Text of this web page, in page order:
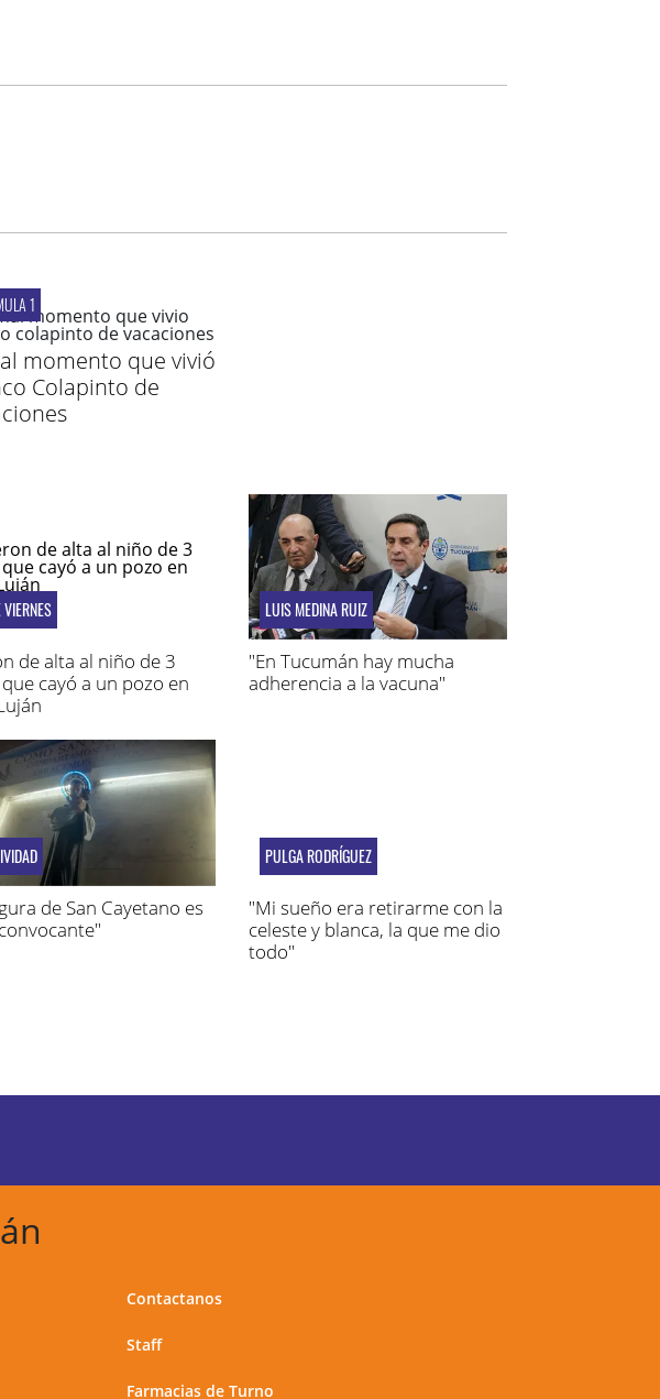
1
momento que vivió
Colapinto de
VIERNES
de alta al niño de 3
cayó a un pozo en
LUIS MEDINA RUIZ
"En Tucumán hay mucha
adherencia a la vacuna"
de San Cayetano es
PULGA RODRÍGUEZ
"Mi sueño era retirarme con la
celeste y blanca, la que me dio
todo"
Contactanos
Staff
Farmacias de Turno